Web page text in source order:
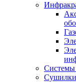
Системы
Сушилки